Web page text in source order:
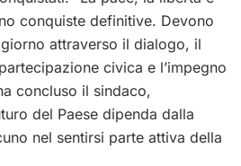
conquiste definitive. Devono
attraverso il dialogo, il
civica e l’impegno
concluso il sindaco,
del Paese dipenda dalla
nel sentirsi parte attiva della